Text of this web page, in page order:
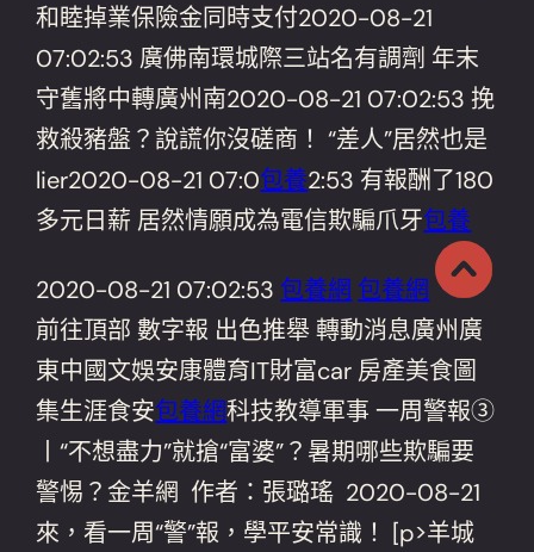
和睦掉業保險金同時支付2020-08-21
07:02:53 廣佛南環城際三站名有調劑 年末
守舊將中轉廣州南2020-08-21 07:02:53 挽
救殺豬盤？說謊你沒磋商！ “差人”居然也是
lier2020-08-21 07:0包養2:53 有報酬了180
多元日薪 居然情願成為電信欺騙爪牙包養
2020-08-21 07:02:53 包養網 包養網
前往頂部 數字報 出色推舉 轉動消息廣州廣
東中國文娛安康體育IT財富car 房產美食圖
集生涯食安包養網科技教導軍事 一周警報③
丨“不想盡力”就搶“富婆”？暑期哪些欺騙要
警惕？金羊網 作者：張璐瑤 2020-08-21
來，看一周“警”報，學平安常識！ [p>羊城